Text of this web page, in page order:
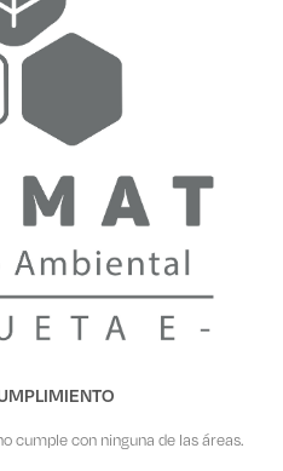
cumple con ninguna de las áreas.